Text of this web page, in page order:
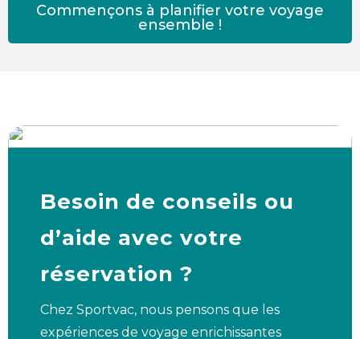
Commençons à planifier votre voyage
ensemble !
Besoin de conseils ou
d’aide avec votre
réservation ?
Chez Sportvac, nous pensons que les
expériences de voyage enrichissantes